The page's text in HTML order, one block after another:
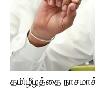
தமிழீழத்தை